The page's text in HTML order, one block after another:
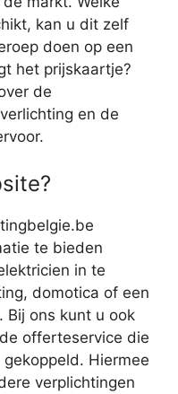
kan u dit zelf
doen op een
het prijskaartje?
de
en de
te bieden
in te
domotica of een
Bij ons kunt u ook
offerteservice die
Hiermee
verplichtingen